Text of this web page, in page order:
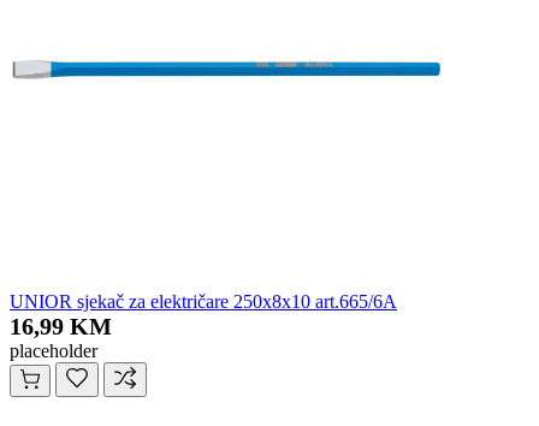
UNIOR sjekač za električare 250x8x10 art.665/6A
16,99 KM
placeholder